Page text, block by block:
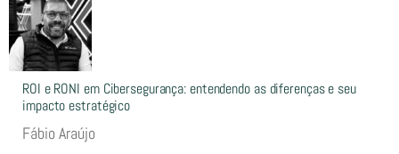
ROI e RONI em Cibersegurança: entendendo as diferenças e seu
impacto estratégico
Fábio Araújo